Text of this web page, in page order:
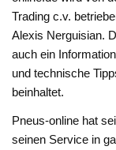
Trading c.v.
Alexis Nerguisian.
auch ein
und technische
beinhaltet.
Pneus-online hat
seinen Service in